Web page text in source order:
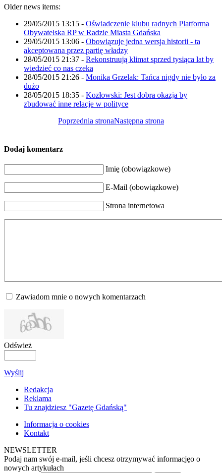
Older news items:
29/05/2015 13:15 - Oświadczenie klubu radnych Platforma
Obywatelska RP w Radzie Miasta Gdańska
29/05/2015 13:06 - Obowiązuje jedna wersja historii - ta
akceptowana przez partię władzy
28/05/2015 21:37 - Rekonstruują klimat sprzed tysiąca lat by
wiedzieć co nas czeka
28/05/2015 21:26 - Monika Grzelak: Tańca nigdy nie było za
dużo
28/05/2015 18:35 - Kozłowski: Jest dobra okazja by
zbudować inne relacje w polityce
Poprzednia stronaNastępna strona
Dodaj komentarz
Imię (obowiązkowe)
E-Mail (obowiązkowe)
Strona internetowa
Zawiadom mnie o nowych komentarzach
Odśwież
Wyślij
Redakcja
Reklama
Tu znajdziesz "Gazetę Gdańską"
Informacja o cookies
Kontakt
NEWSLETTER
Podaj nam swój e-mail, jeśli chcesz otrzymywać informacjęo o
nowych artykułach